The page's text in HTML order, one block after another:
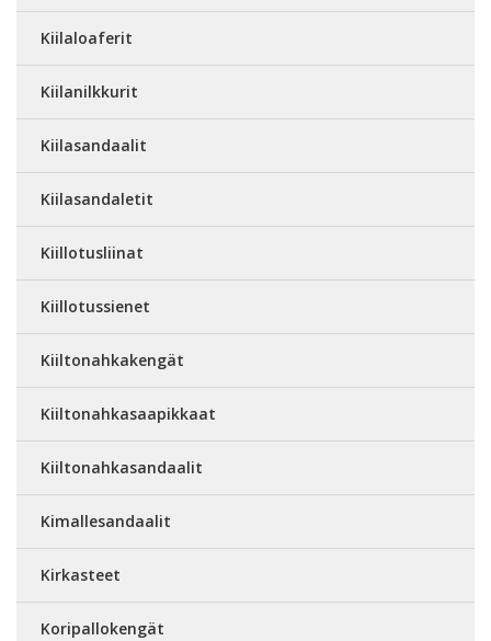
Kiilaloaferit
Kiilanilkkurit
Kiilasandaalit
Kiilasandaletit
Kiillotusliinat
Kiillotussienet
Kiiltonahkakengät
Kiiltonahkasaapikkaat
Kiiltonahkasandaalit
Kimallesandaalit
Kirkasteet
Koripallokengät